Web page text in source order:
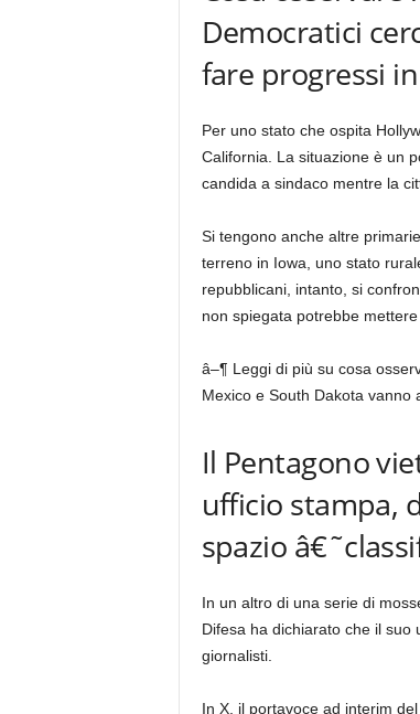
Democratici
fare progressi
Per uno stato che ospita
California. La situazione è un
candida a sindaco mentre la
Si tengono anche altre
terreno in Iowa, uno stato
repubblicani, intanto, si
non spiegata potrebbe
â–¶ Leggi di più su cosa
Mexico e South Dakota vanno
Il Pentagono
ufficio stampa,
spazio
In un altro di una serie di
Difesa ha dichiarato che il suo
giornalisti.
In X, il portavoce ad interim